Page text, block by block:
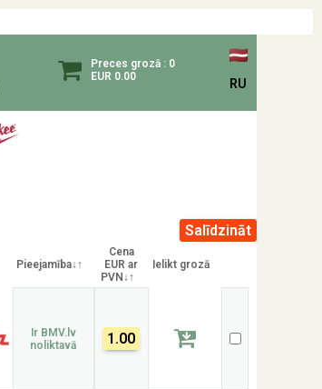
Preces grozā : 0
EUR 0.00
RU
Pieejamība↓↑
Cena
EUR ar
PVN↓↑
Ielikt grozā
Ir BMV.lv
noliktavā
1.00